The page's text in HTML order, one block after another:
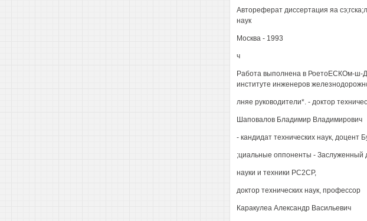
Автореферат диссертация яа
наук
Москва - 1993
ч
Работа выполнена в РоетоЕСКОм-ш-
институте инженеров
лняе руководители*. - доктор
Шаповалов Бладимир Владимирович
- кандидат технических наук, доцент
;циальные оппоненты - Заслуженный
науки и техники РС2СР,
доктор технических наук, профессор
Каракулеа Александр Васильевич